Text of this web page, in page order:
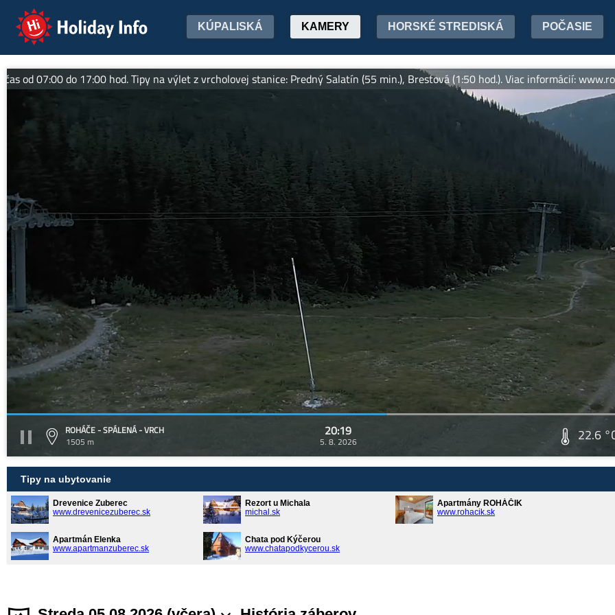
Holiday Info KÚPALISKÁ KAMERY HORSKÉ STREDISKÁ POČASIE
07:00 do 17:00 hod. Tipy na výlet z vrcholovej stanice: Predný Salatín (55 min.), Brestová (1:50 hod.). Viac informácií:
ROHÁČE - SPÁLENÁ - VRCH
1505 m
20:19
5. 8. 2026 22.6
Tipy na ubytovanie
Drevenice Zuberec
www.drevenicezuberec.sk
Rezort u Michala
michal.sk
Apartmány ROHÁČIK
www.rohacik.sk
Apartmán Elenka
www.apartmanzuberec.sk
Chata pod Kýčerou
www.chatapodkycerou.sk